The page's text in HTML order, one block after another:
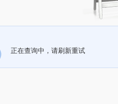
正在查询中，请刷新重试